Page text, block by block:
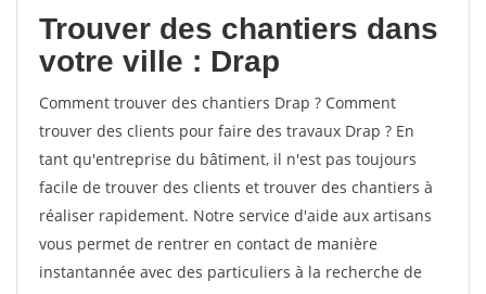
Trouver des chantiers dans
votre ville : Drap
Comment trouver des chantiers Drap ? Comment
trouver des clients pour faire des travaux Drap ? En
tant qu'entreprise du bâtiment, il n'est pas toujours
facile de trouver des clients et trouver des chantiers à
réaliser rapidement. Notre service d'aide aux artisans
vous permet de rentrer en contact de manière
instantannée avec des particuliers à la recherche de